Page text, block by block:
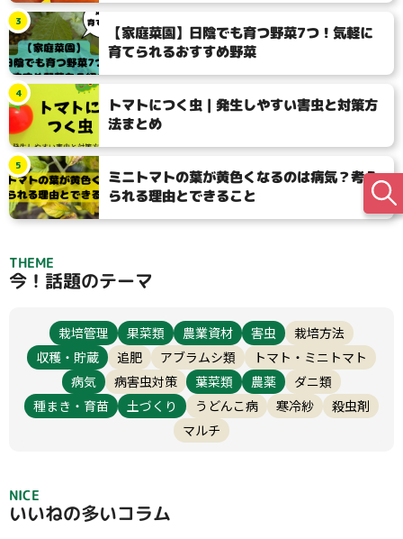
【家庭菜園】日陰でも育つ野菜7つ！気軽に
育てられるおすすめ野菜
3
トマトにつく虫｜発生しやすい害虫と対策方
法まとめ
4
ミニトマトの葉が黄色くなるのは病気？考え
られる理由とできること
5
THEME
今！話題のテーマ
栽培管理 果菜類 農業資材 害虫
栽培方法
収穫・貯蔵
追肥 アブラムシ類
トマト・ミニトマト
病気
病害虫対策 葉菜類 農薬
ダニ類
種まき・育苗
土づくり うどんこ病 寒冷紗
殺虫剤
マルチ
NICE
いいねの多いコラム